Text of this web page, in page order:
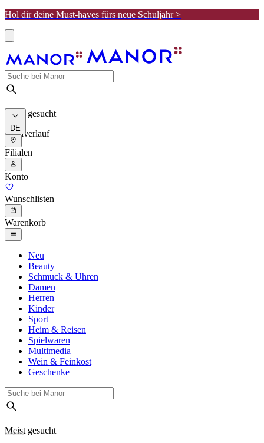
Hol dir deine Must-haves fürs neue Schuljahr >
Meist gesucht
Suchverlauf
DE
Filialen
Konto
Wunschlisten
Warenkorb
Neu
Beauty
Schmuck & Uhren
Damen
Herren
Kinder
Sport
Heim & Reisen
Spielwaren
Multimedia
Wein & Feinkost
Geschenke
Meist gesucht